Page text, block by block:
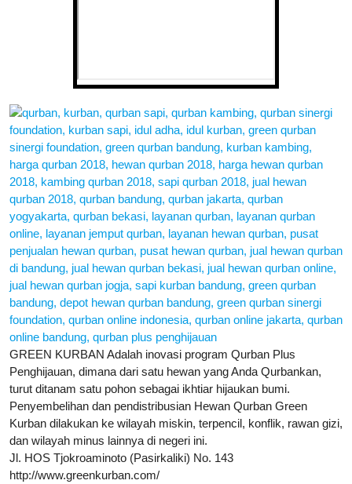
GREEN KURBAN Adalah inovasi program Qurban Plus
Penghijauan, dimana dari satu hewan yang Anda Qurbankan,
turut ditanam satu pohon sebagai ikhtiar hijaukan bumi.
Penyembelihan dan pendistribusian Hewan Qurban Green
Kurban dilakukan ke wilayah miskin, terpencil, konflik, rawan gizi,
dan wilayah minus lainnya di negeri ini.
Jl. HOS Tjokroaminoto (Pasirkaliki) No. 143
http://www.greenkurban.com/